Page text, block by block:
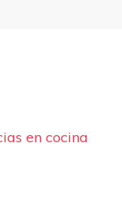
en cocina